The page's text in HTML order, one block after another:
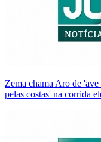
Zema chama Aro de
pelas costas' na corrida